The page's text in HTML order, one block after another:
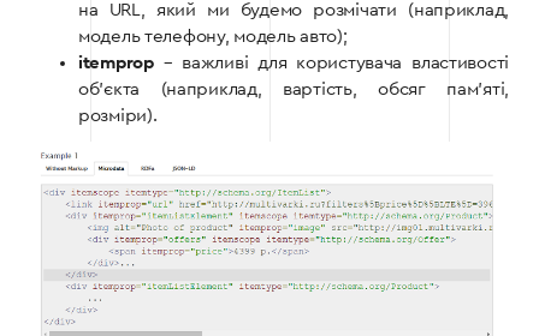
на URL, який ми будемо розмічати (наприклад,
модель телефону, модель авто);
itemprop– важливі для користувача властивості
об’єкта (наприклад, вартість, обсяг пам’яті,
розміри).